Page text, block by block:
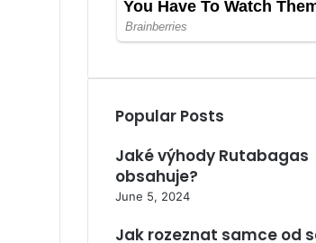
Popular Posts
Jaké výhody Rutabagas
obsahuje?
June 5, 2024
Jak rozeznat samce od